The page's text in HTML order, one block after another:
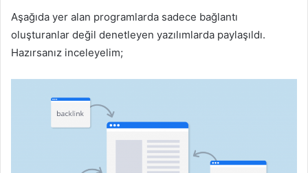
Aşağıda yer alan programlarda sadece bağlantı
oluşturanlar değil denetleyen yazılımlarda paylaşıldı.
Hazırsanız inceleyelim;